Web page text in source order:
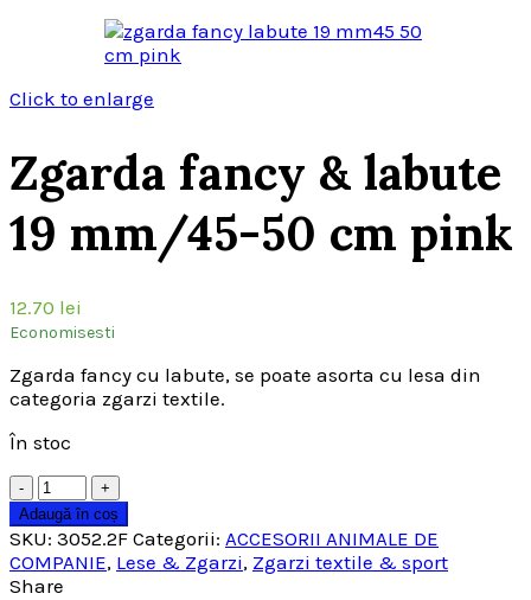
Click to enlarge
Zgarda fancy & labute
19 mm/45-50 cm pink
12.70 lei
Economisesti
Zgarda fancy cu labute, se poate asorta cu lesa din
categoria zgarzi textile.
În stoc
Cantitate
Adaugă în coș
SKU: 3052.2F Categorii: ACCESORII ANIMALE DE
COMPANIE, Lese & Zgarzi, Zgarzi textile & sport
Share